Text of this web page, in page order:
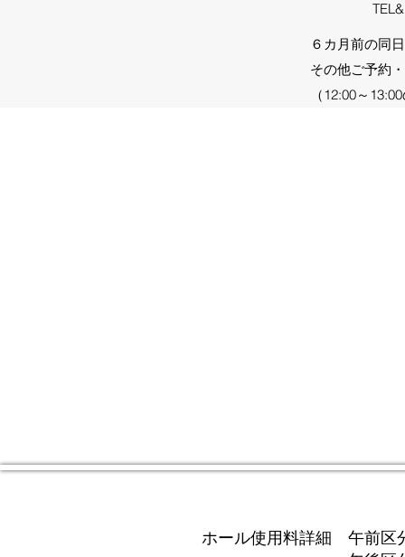
６カ月前の同
その他ご予約
（12:00～
ホール使用料詳細 午前